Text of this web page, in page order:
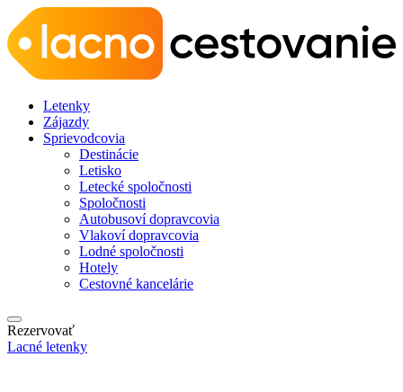
Letenky
Zájazdy
Sprievodcovia
Destinácie
Letisko
Letecké spoločnosti
Spoločnosti
Autobusoví dopravcovia
Vlakoví dopravcovia
Lodné spoločnosti
Hotely
Cestovné kancelárie
Rezervovať
Lacné letenky